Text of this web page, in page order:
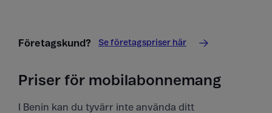
Företagskund? Se företagspriser här
Priser för mobilabonnemang
I Benin kan du tyvärr inte använda ditt